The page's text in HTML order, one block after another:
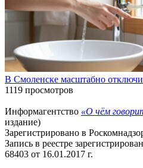
В Смоленске масштабно
1119 просмотров
Информагентство «О чём
издание)
Зарегистрировано в
Запись в реестре
68403 от 16.01.2017 г.